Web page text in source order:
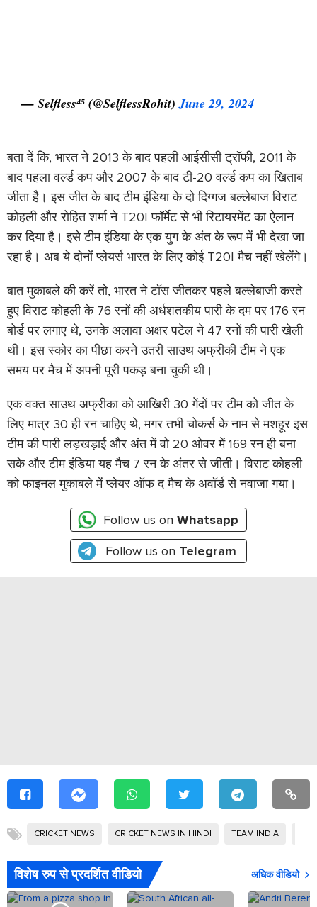
— Selfless⁴⁵ (@SelflessRohit)June 29, 2024
बता दें कि, भारत ने 2013 के बाद पहली आईसीसी ट्रॉफी, 2011 के
बाद पहला वर्ल्ड कप और 2007 के बाद टी-20 वर्ल्ड कप का खिताब
जीता है। इस जीत के बाद टीम इंडिया के दो दिग्गज बल्लेबाज विराट
कोहली और रोहित शर्मा ने T20I फॉर्मेट से भी रिटायरमेंट का ऐलान
कर दिया है। इसे टीम इंडिया के एक युग के अंत के रूप में भी देखा जा
रहा है। अब ये दोनों प्लेयर्स भारत के लिए कोई T20I मैच नहीं खेलेंगे।
बात मुकाबले की करें तो, भारत ने टॉस जीतकर पहले बल्लेबाजी करते
हुए विराट कोहली के 76 रनों की अर्धशतकीय पारी के दम पर 176 रन
बोर्ड पर लगाए थे, उनके अलावा अक्षर पटेल ने 47 रनों की पारी खेली
थी। इस स्कोर का पीछा करने उतरी साउथ अफ्रीकी टीम ने एक
समय पर मैच में अपनी पूरी पकड़ बना चुकी थी।
एक वक्त साउथ अफ्रीका को आखिरी 30 गेंदों पर टीम को जीत के
लिए मात्र 30 ही रन चाहिए थे, मगर तभी चोकर्स के नाम से मशहूर इस
टीम की पारी लड़खड़ाई और अंत में वो 20 ओवर में 169 रन ही बना
सके और टीम इंडिया यह मैच 7 रन के अंतर से जीती। विराट कोहली
को फाइनल मुकाबले में प्लेयर ऑफ द मैच के अवॉर्ड से नवाजा गया।
Follow us on Whatsapp
Follow us on Telegram
CRICKET NEWS CRICKET NEWS IN HINDI TEAM INDIA
विशेष रुप से प्रदर्शित वीडियो अधिक वीडियो